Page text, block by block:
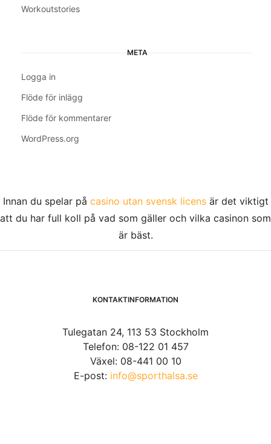
Workoutstories
META
Logga in
Flöde för inlägg
Flöde för kommentarer
WordPress.org
Innan du spelar på casino utan svensk licensär det viktigt
att du har full koll på vad som gäller och vilka casinon som
är bäst.
KONTAKTINFORMATION
Tulegatan 24, 113 53 Stockholm
Telefon: 08-122 01 457
Växel: 08-441 00 10
E-post: info@sporthalsa.se